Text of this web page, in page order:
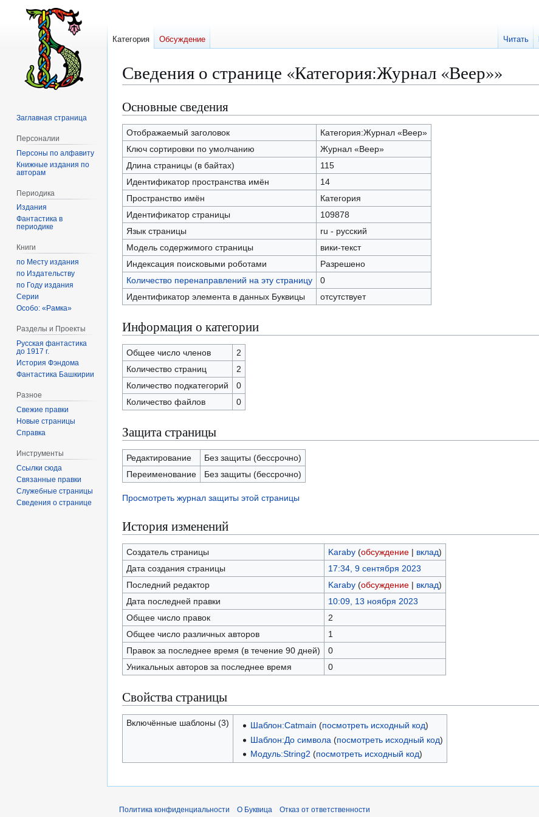
Сведения о странице «Категория:Журнал «Веер»»
Перейти
к
навигации
Перейти
к
поиску
Основные сведения
Отображаемый заголовок
Категория:Журнал «Веер»
Ключ сортировки по умолчанию
Журнал «Веер»
Длина страницы (в байтах)
115
Идентификатор пространства имён
14
Пространство имён
Категория
Идентификатор страницы
109878
Язык страницы
ru - русский
Модель содержимого страницы
вики-текст
Индексация поисковыми роботами
Разрешено
Количество перенаправлений на эту страницу
0
Идентификатор элемента в данных Буквицы
отсутствует
Информация о категории
Общее число членов
2
Количество страниц
2
Количество подкатегорий
0
Количество файлов
0
Защита страницы
Редактирование
Без защиты (бессрочно)
Переименование
Без защиты (бессрочно)
Просмотреть журнал защиты этой страницы
История изменений
Создатель страницы Karaby (обсуждение| вклад)
Дата создания страницы
17:34, 9 сентября 2023
Последний редактор
Karaby (обсуждение| вклад)
Дата последней правки
10:09, 13 ноября 2023
Общее число правок
2
Общее число различных авторов
1
Правок за последнее время (в течение 90 дней)
0
Уникальных авторов за последнее время
0
Свойства страницы
Включённые шаблоны (3) Шаблон:Catmain (посмотреть исходный код)
Шаблон:До символа (посмотреть исходный код)
Модуль:String2 (посмотреть исходный код)
Категория Обсуждение Читать
Заглавная страница
Персоналии
Персоны по алфавиту
Книжные издания по
авторам
Периодика
Издания
Фантастика в
периодике
Книги
по Месту издания
по Издательству
по Году издания
Серии
Особо: «Рамка»
Разделы и Проекты
Русская фантастика
до 1917 г.
История Фэндома
Фантастика Башкирии
Разное
Свежие правки
Новые страницы
Справка
Инструменты
Ссылки сюда
Связанные правки
Служебные страницы
Сведения о странице
Политика конфиденциальности О Буквица Отказ от ответственности